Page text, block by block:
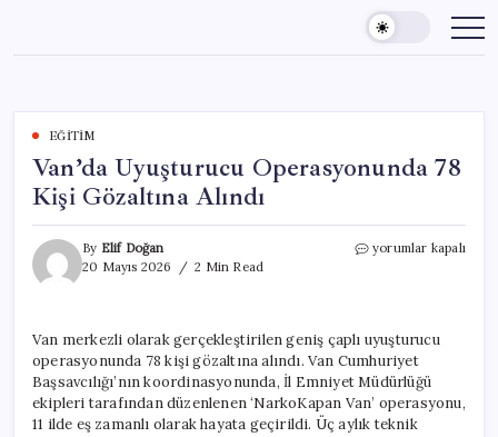
content
EĞITIM
Van’da Uyuşturucu Operasyonunda 78
Kişi Gözaltına Alındı
By Elif Doğan
20 Mayıs 2026
2 Min Read
Van’da
Gözaltına
Alındı
için
yorumlar kapalı
Van merkezli olarak gerçekleştirilen geniş çaplı uyuşturucu
operasyonunda 78 kişi gözaltına alındı. Van Cumhuriyet
Başsavcılığı’nın koordinasyonunda, İl Emniyet Müdürlüğü
ekipleri tarafından düzenlenen ‘NarkoKapan Van’ operasyonu,
11 ilde eş zamanlı olarak hayata geçirildi. Üç aylık teknik